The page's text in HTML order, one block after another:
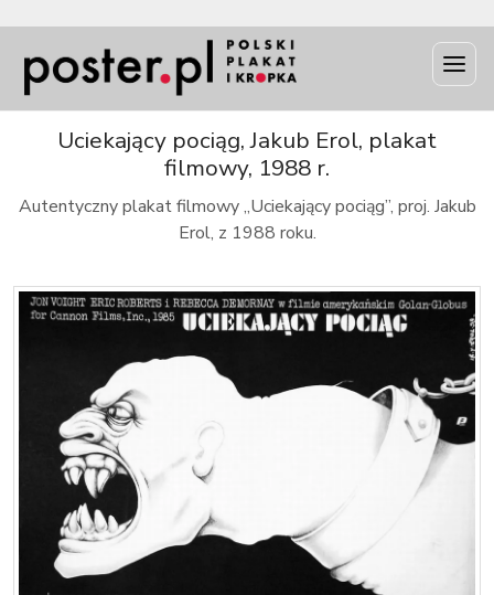
Uciekający pociąg, Jakub Erol, plakat
filmowy, 1988 r.
Autentyczny plakat filmowy „Uciekający pociąg”, proj. Jakub
Erol, z 1988 roku.